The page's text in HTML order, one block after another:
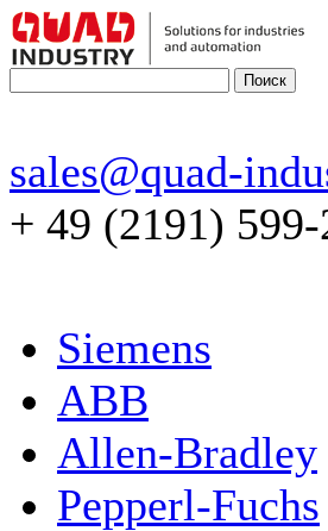
sales@quad-
+ 49 (2191)
Siemens
ABB
Allen-Bradley
Pepperl-Fuchs